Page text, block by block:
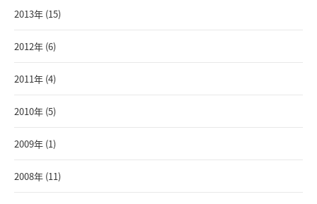
2013年 (15)
2012年 (6)
2011年 (4)
2010年 (5)
2009年 (1)
2008年 (11)